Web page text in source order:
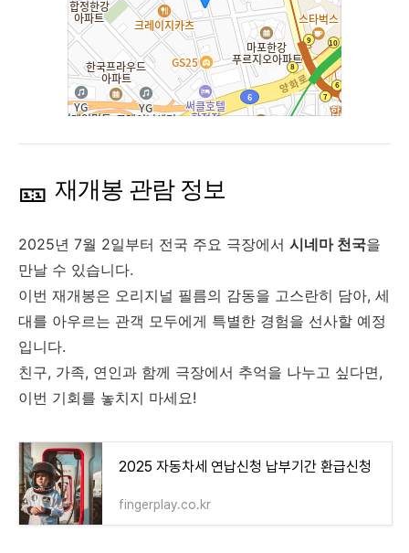
🎫 재개봉 관람 정보
2025년 7월 2일부터 전국 주요 극장에서 시네마 천국을
만날 수 있습니다.
이번 재개봉은 오리지널 필름의 감동을 고스란히 담아, 세
대를 아우르는 관객 모두에게 특별한 경험을 선사할 예정
입니다.
친구, 가족, 연인과 함께 극장에서 추억을 나누고 싶다면,
이번 기회를 놓치지 마세요!
2025 자동차세 연납신청 납부기간 환급신청
fingerplay.co.kr